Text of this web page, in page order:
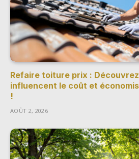
Refaire toiture prix :
influencent le coût et
!
AOÛT 2, 2026